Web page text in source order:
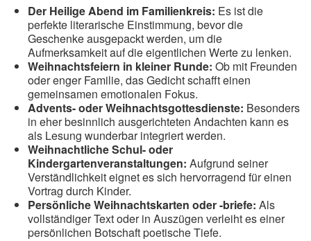
Der Heilige Abend im Familienkreis: Es ist die
perfekte literarische Einstimmung, bevor die
Geschenke ausgepackt werden, um die
Aufmerksamkeit auf die eigentlichen Werte zu lenken.
Weihnachtsfeiern in kleiner Runde: Ob mit Freunden
oder enger Familie, das Gedicht schafft einen
gemeinsamen emotionalen Fokus.
Advents- oder Weihnachtsgottesdienste: Besonders
in eher besinnlich ausgerichteten Andachten kann es
als Lesung wunderbar integriert werden.
Weihnachtliche Schul- oder
Kindergartenveranstaltungen: Aufgrund seiner
Verständlichkeit eignet es sich hervorragend für einen
Vortrag durch Kinder.
Persönliche Weihnachtskarten oder -briefe: Als
vollständiger Text oder in Auszügen verleiht es einer
persönlichen Botschaft poetische Tiefe.